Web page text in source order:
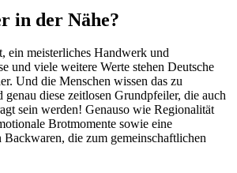
in der Nähe?
ein meisterliches Handwerk und
und viele weitere Werte stehen Deutsche
Und die Menschen wissen das zu
genau diese zeitlosen Grundpfeiler, die auch
sein werden! Genauso wie Regionalität
Brotmomente sowie eine
die zum gemeinschaftlichen